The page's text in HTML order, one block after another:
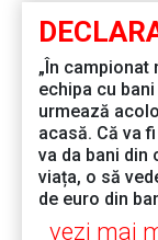
„În campionat
echipa cu
urmează
acasă. Că va
va da bani din
viața, o să
de euro din
vezi mai